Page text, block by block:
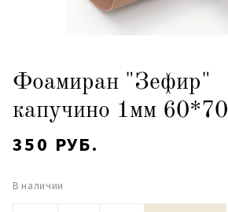
Фоамиран "Зефир"
капучино 1мм 60*70
350 РУБ.
В наличии